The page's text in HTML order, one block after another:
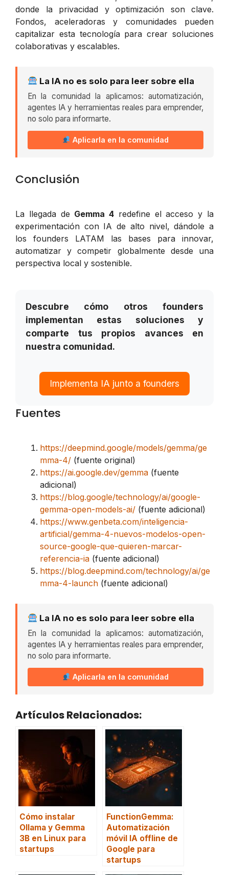
donde la privacidad y optimización son clave.
Fondos, aceleradoras y comunidades pueden
capitalizar esta tecnología para crear soluciones
colaborativas y escalables.
La IA no es solo para leer sobre ella
En la comunidad la aplicamos: automatización,
agentes IA y herramientas reales para emprender,
no solo para informarte.
Aplicarla en la comunidad
Conclusión
La llegada de Gemma 4 redefine el acceso y la
experimentación con IA de alto nivel, dándole a
los founders LATAM las bases para innovar,
automatizar y competir globalmente desde una
perspectiva local y sostenible.
Descubre cómo otros founders
implementan estas soluciones y
comparte tus propios avances en
nuestra comunidad.
Implementa IA junto a founders
Fuentes
https://deepmind.google/models/gemma/ge
mma-4/ (fuente original)
https://ai.google.dev/gemma (fuente
adicional)
https://blog.google/technology/ai/google-
gemma-open-models-ai/ (fuente adicional)
https://www.genbeta.com/inteligencia-
artificial/gemma-4-nuevos-modelos-open-
source-google-que-quieren-marcar-
referencia-ia (fuente adicional)
https://blog.deepmind.com/technology/ai/ge
mma-4-launch (fuente adicional)
La IA no es solo para leer sobre ella
En la comunidad la aplicamos: automatización,
agentes IA y herramientas reales para emprender,
no solo para informarte.
Aplicarla en la comunidad
Artículos Relacionados:
Cómo instalar
Ollama y Gemma
3B en Linux para
startups
FunctionGemma:
Automatización
móvil IA offline de
Google para
startups